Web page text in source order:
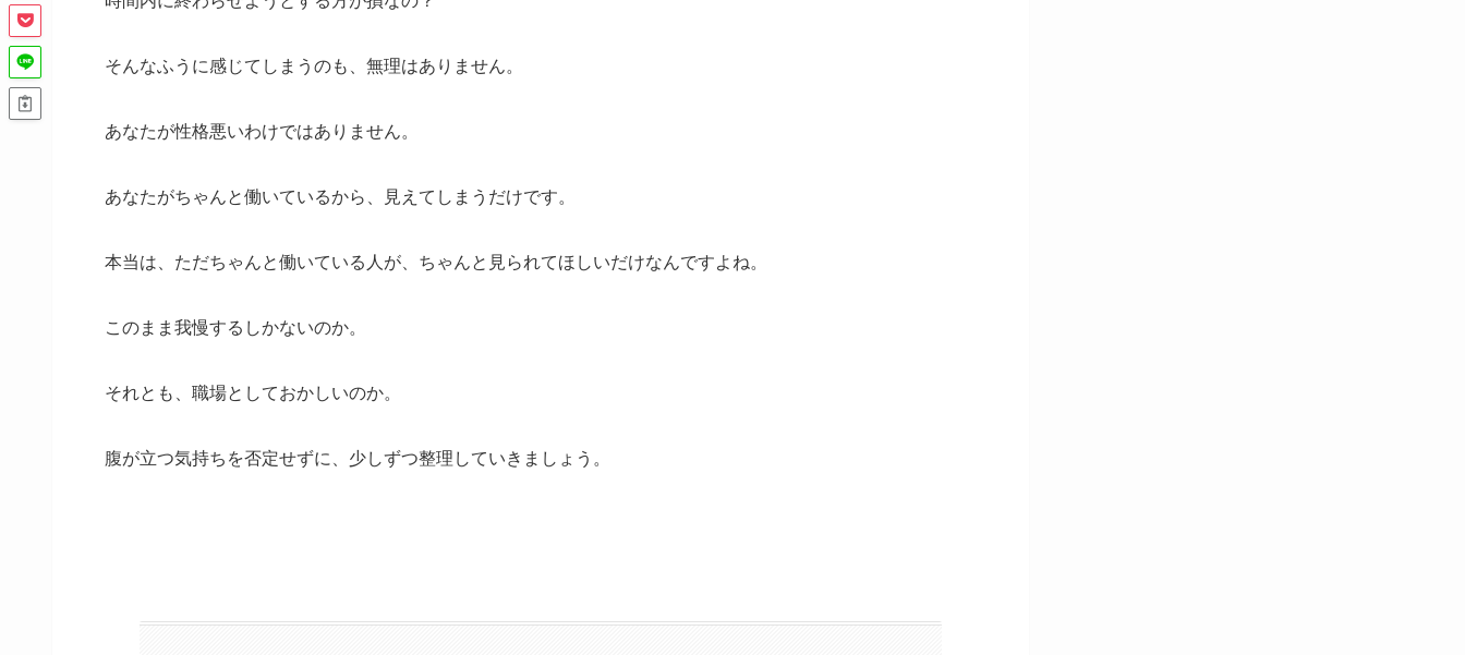
そんなふうに感じてしまうのも、無理はありません。
あなたが性格悪いわけではありません。
あなたがちゃんと働いているから、見えてしまうだけです。
本当は、ただちゃんと働いている人が、ちゃんと見られてほしいだけなんですよね。
このまま我慢するしかないのか。
それとも、職場としておかしいのか。
腹が立つ気持ちを否定せずに、少しずつ整理していきましょう。